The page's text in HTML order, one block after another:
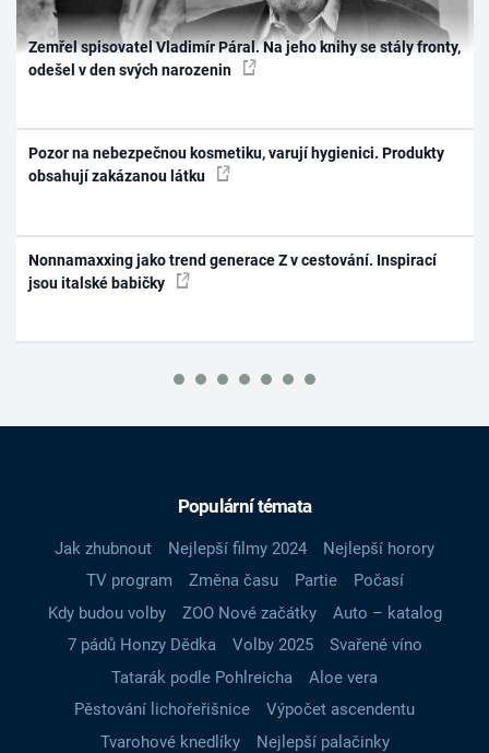
Zemřel spisovatel Vladimír Páral. Na jeho knihy se stály fronty,
odešel v den svých narozenin
Pozor na nebezpečnou kosmetiku, varují hygienici. Produkty
obsahují zakázanou látku
Nonnamaxxing jako trend generace Z v cestování. Inspirací
jsou italské babičky
Populární témata
Jak zhubnout Nejlepší filmy 2024
Nejlepší horory
TV program
Změna času Partie
Počasí
Kdy budou volby
ZOO Nové začátky
Auto – katalog
7 pádů Honzy Dědka
Volby 2025
Svařené víno
Tatarák podle Pohlreicha
Aloe vera
Pěstování lichořeřišnice
Výpočet ascendentu
Tvarohové knedlíky
Nejlepší palačinky